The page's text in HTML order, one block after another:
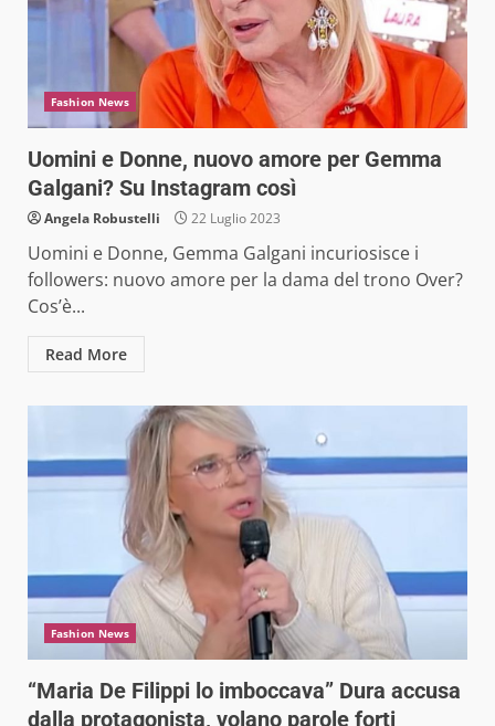
Fashion News
Uomini e Donne, nuovo amore per Gemma
Galgani? Su Instagram così
Angela Robustelli 22 Luglio 2023
Uomini e Donne, Gemma Galgani incuriosisce i
followers: nuovo amore per la dama del trono Over?
Cos’è...
Read More
Fashion News
“Maria De Filippi lo imboccava” Dura accusa
dalla protagonista, volano parole forti